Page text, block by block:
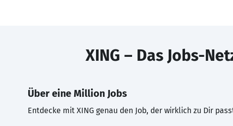
XING – Das Jobs-
Über eine Million Jobs
Entdecke mit XING genau den Job, der wirklich zu Dir